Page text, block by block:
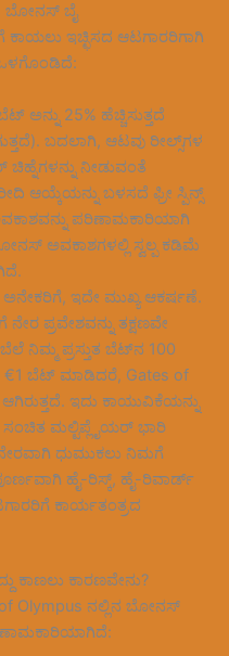
ಬೋನಸ್ ಬೈ
ಕಾಯಲು ಇಚ್ಛಿಸದ ಆಟಗಾರರಿಗಾಗಿ
ಒಳಗೊಂಡಿದೆ:
ಅನ್ನು 25% ಹೆಚ್ಚಿಸುತ್ತದೆ
ಬದಲಾಗಿ, ಆಟವು ರೀಲ್ಸ್‌ಗಳ
ಚಿಹ್ನೆಗಳನ್ನು ನೀಡುವಂತೆ
ಆಯ್ಕೆಯನ್ನು ಬಳಸದೆ ಫ್ರೀ ಸ್ಪಿನ್ಸ್
ಪರಿಣಾಮಕಾರಿಯಾಗಿ
ಅವಕಾಶಗಳಲ್ಲಿ ಸ್ವಲ್ಪ ಕಡಿಮೆ
ಇದೇ ಮುಖ್ಯ ಆಕರ್ಷಣೆ.
ಪ್ರವೇಶವನ್ನು ತಕ್ಷಣವೇ
ನಿಮ್ಮ ಪ್ರಸ್ತುತ ಬೆಟ್‌ನ 100
€1 ಬೆಟ್ ಮಾಡಿದರೆ, Gates of
ಇದು ಕಾಯುವಿಕೆಯನ್ನು
ಸಂಚಿತ ಮಲ್ಟಿಪ್ಲೈಯರ್ ಭಾರಿ
ಧುಮುಕಲು ನಿಮಗೆ
ಹೈ-ರಿಸ್ಕ್, ಹೈ-ರಿವಾರ್ಡ್
ಕಾರ್ಯತಂತ್ರದ
ಕಾಣಲು ಕಾರಣವೇನು?
Olympus ನಲ್ಲಿನ ಬೋನಸ್